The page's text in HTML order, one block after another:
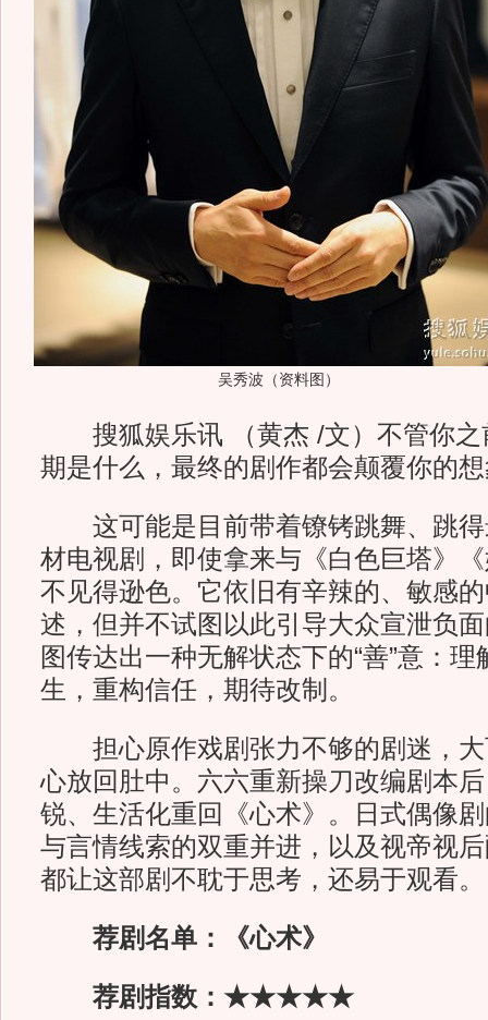
吴秀波（资料图）
搜狐娱乐讯 （黄杰 /文）不管你之
期是什么，最终的剧作都会颠覆你的
这可能是目前带着镣铐跳舞、跳得
材电视剧，即使拿来与《白色巨塔》
不见得逊色。它依旧有辛辣的、敏感
述，但并不试图以此引导大众宣泄负
图传达出一种无解状态下的“善”意：
生，重构信任，期待改制。
担心原作戏剧张力不够的剧迷，大
心放回肚中。六六重新操刀改编剧本
锐、生活化重回《心术》。日式偶像
与言情线索的双重并进，以及视帝视
都让这部剧不耽于思考，还易于观看。
荐剧名单：《心术》
荐剧指数：★★★★★